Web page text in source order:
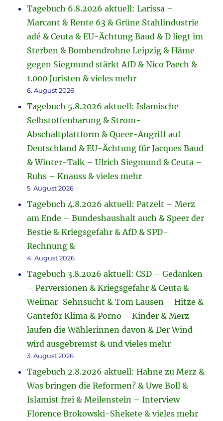
Tagebuch 6.8.2026 aktuell: Larissa –
Marcant & Rente 63 & Grüne Stahlindustrie
adé & Ceuta & EU-Ächtung Baud & D liegt im
Sterben & Bombendrohne Leipzig & Häme
gegen Siegmund stärkt AfD & Nico Paech &
1.000 Juristen & vieles mehr
6. August 2026
Tagebuch 5.8.2026 aktuell: Islamische
Selbstoffenbarung & Strom-
Abschaltplattform & Queer-Angriff auf
Deutschland & EU-Ächtung für Jacques Baud
& Winter-Talk – Ulrich Siegmund & Ceuta –
Ruhs – Knauss & vieles mehr
5. August 2026
Tagebuch 4.8.2026 aktuell: Patzelt – Merz
am Ende – Bundeshaushalt auch & Speer der
Bestie & Kriegsgefahr & AfD & SPD-
Rechnung &
4. August 2026
Tagebuch 3.8.2026 aktuell: CSD – Gedanken
– Perversionen & Kriegsgefahr & Ceuta &
Weimar-Sehnsucht & Tom Lausen – Hitze &
Ganteför Klima & Porno – Kinder & Merz
laufen die Wählerinnen davon & Der Wind
wird ausgebremst & und vieles mehr
3. August 2026
Tagebuch 2.8.2026 aktuell: Hahne zu Merz &
Was bringen die Reformen? & Uwe Boll &
Islamist frei & Meilenstein – Interview
Florence Brokowski-Shekete & vieles mehr